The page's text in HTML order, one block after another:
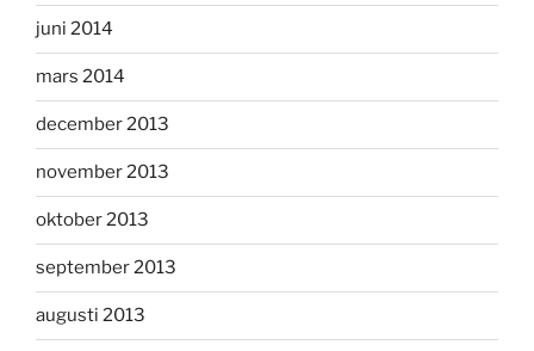
juni 2014
mars 2014
december 2013
november 2013
oktober 2013
september 2013
augusti 2013